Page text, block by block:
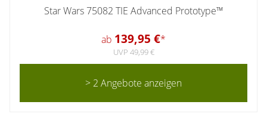
Star Wars 75082 TIE Advanced Prototype™
ab 139,95 €*
UVP 49,99 €
> 2 Angebote anzeigen